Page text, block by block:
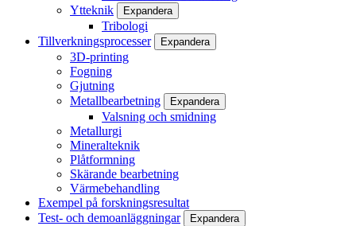
Ytteknik
Expandera
Tribologi
Tillverkningsprocesser
Expandera
3D-printing
Fogning
Gjutning
Metallbearbetning
Expandera
Valsning och smidning
Metallurgi
Mineralteknik
Plåtformning
Skärande bearbetning
Värmebehandling
Exempel på forskningsresultat
Test- och demoanläggningar
Expandera